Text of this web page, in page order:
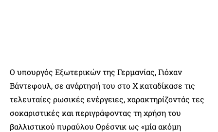
Ο υπουργός Εξωτερικών της Γερμανίας, Γιόχαν
Βάντεφουλ, σε ανάρτησή του στο Χ καταδίκασε τις
τελευταίες ρωσικές ενέργειες, χαρακτηρίζοντάς τες
σοκαριστικές και περιγράφοντας τη χρήση του
βαλλιστικού πυραύλου Ορέσνικ ως «μία ακόμη